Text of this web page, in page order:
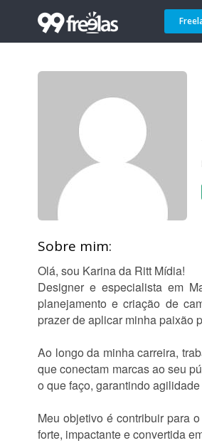
Sobre mim:
Olá, sou Karina da Ritt Mídia!
Designer e especialista em
planejamento e criação de
prazer de aplicar minha paixão
Ao longo da minha carreira,
que conectam marcas ao seu
o que faço, garantindo
Meu objetivo é contribuir para
forte, impactante e convertida